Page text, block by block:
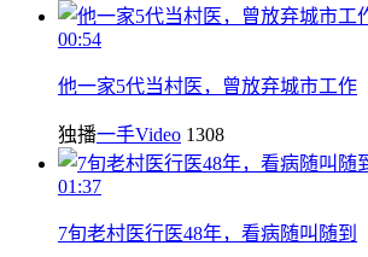
00:54
他一家5代当村医，曾放弃城市工作
独播一手Video 1308
01:37
7旬老村医行医48年，看病随叫随到